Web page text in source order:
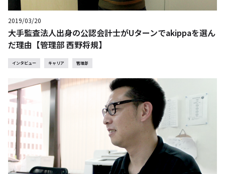
2019/03/20
大手監査法人出身の公認会計士がUターンでakippaを選ん
だ理由【管理部 西野将規】
インタビュー キャリア 管理部